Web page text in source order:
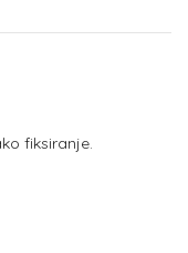
fiksiranje.